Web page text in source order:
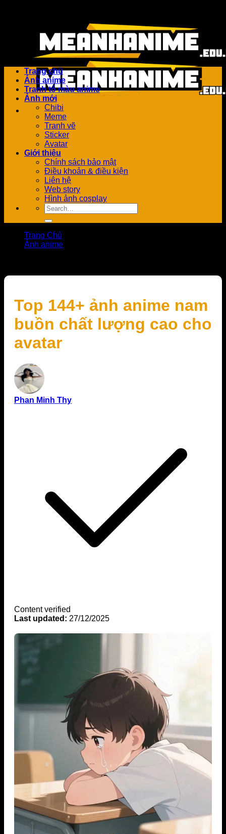
Trang chủ
Ảnh anime
Tranh tô màu anime
Ảnh mới
Chibi
Meme
Tranh vẽ
Sticker
Avatar
Giới thiệu
Chính sách bảo mật
Điều khoản & điều kiện
Liên hệ
Web story
Hình ảnh cosplay
Trang Chủ
Ảnh anime
Top 144+ ảnh anime nam
buồn chất lượng cao cho
avatar
Phan Minh Thy
Content verified
Last updated: 27/12/2025